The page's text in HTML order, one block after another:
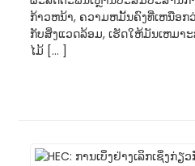
ກ້າວຫນ້າ, ຄວາມຫມັ້ນຄົງທີ່ເຫນືອກ
ກັບສິ່ງແວດລ້ອມ, ເຮັດໃຫ້ມັນເຫມາ
ໄມ້ [... ]